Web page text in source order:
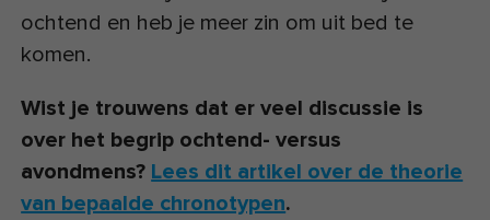
ochtend en heb je meer zin om uit bed te
komen.
Wist je trouwens dat er veel discussie is
over het begrip ochtend- versus
avondmens? Lees dit artikel over de theorie
van bepaalde chronotypen.